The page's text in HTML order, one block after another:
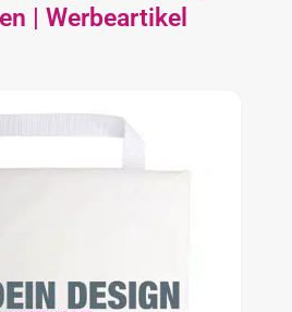
| Werbeartikel